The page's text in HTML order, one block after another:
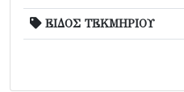
ΕΙΔΟΣ ΤΕΚΜΗΡΙΟΥ